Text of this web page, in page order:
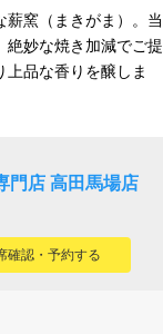
窯（まきがま）。当
絶妙な焼き加減でご提
品な香りを醸しま
門店 高田馬場店
確認・予約する